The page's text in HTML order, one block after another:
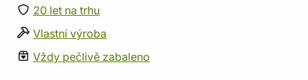
20 let na trhu
Vlastní výroba
Vždy pečlivě zabaleno